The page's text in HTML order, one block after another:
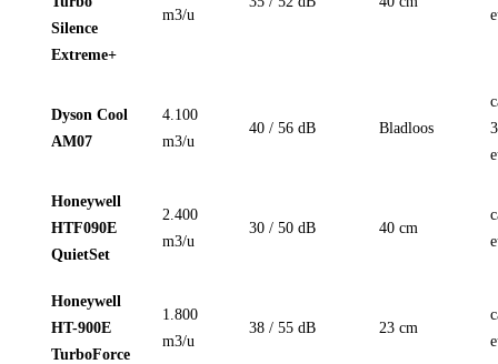
Silence
Extreme+
m3/u
Dyson Cool
AM07
4.100
m3/u
40 / 56 dB Bladloos
Honeywell
HTF090E
QuietSet
2.400
m3/u
30 / 50 dB 40 cm
Honeywell
HT-900E
TurboForce
1.800
m3/u
38 / 55 dB 23 cm